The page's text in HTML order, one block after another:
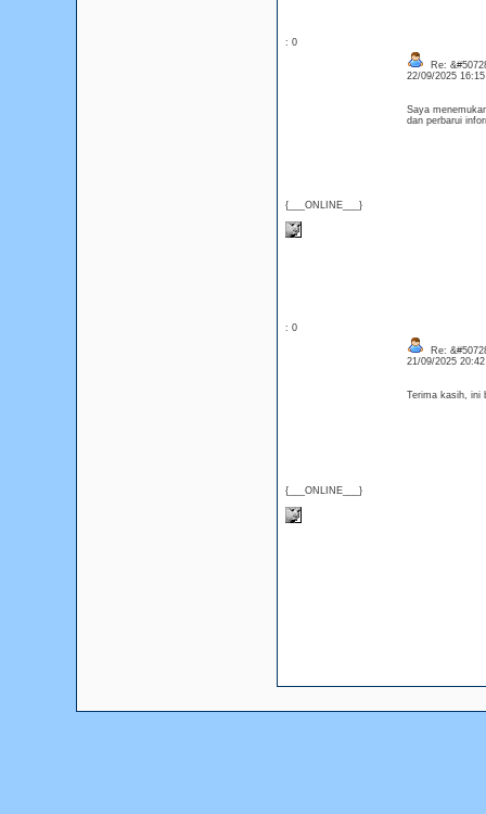
: 0
{___ONLINE___}
Re:
22/09/2025
Saya
dan perbarui
: 0
{___ONLINE___}
Re:
21/09/2025
Terima kasih,